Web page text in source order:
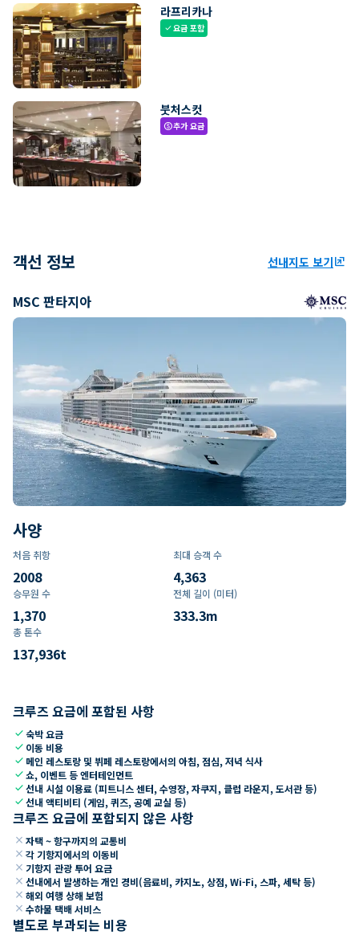
라프리카나
check요금 포함
붓처스컷
paid추가 요금
객선 정보 선내지도 보기ungroup
MSC 판타지아
사양
처음 취항
2008
최대 승객 수
4,363
승무원 수
1,370
전체 길이 (미터)
333.3m
총 톤수
137,936t
크루즈 요금에 포함된 사항
check숙박 요금
check 이동 비용
check 메인 레스토랑 및 뷔페 레스토랑에서의 아침, 점심, 저녁 식사
check쇼, 이벤트 등 엔터테인먼트
check선내 시설 이용료 (피트니스 센터, 수영장, 자쿠지, 클럽 라운지, 도서관 등)
check선내 액티비티 (게임, 퀴즈, 공예 교실 등)
크루즈 요금에 포함되지 않은 사항
close 자택 ~ 항구까지의 교통비
close 각 기항지에서의 이동비
close 기항지 관광 투어 요금
close 선내에서 발생하는 개인 경비(음료비, 카지노, 상점, Wi-Fi, 스파, 세탁 등)
close 해외 여행 상해 보험
close 수하물 택배 서비스
별도로 부과되는 비용